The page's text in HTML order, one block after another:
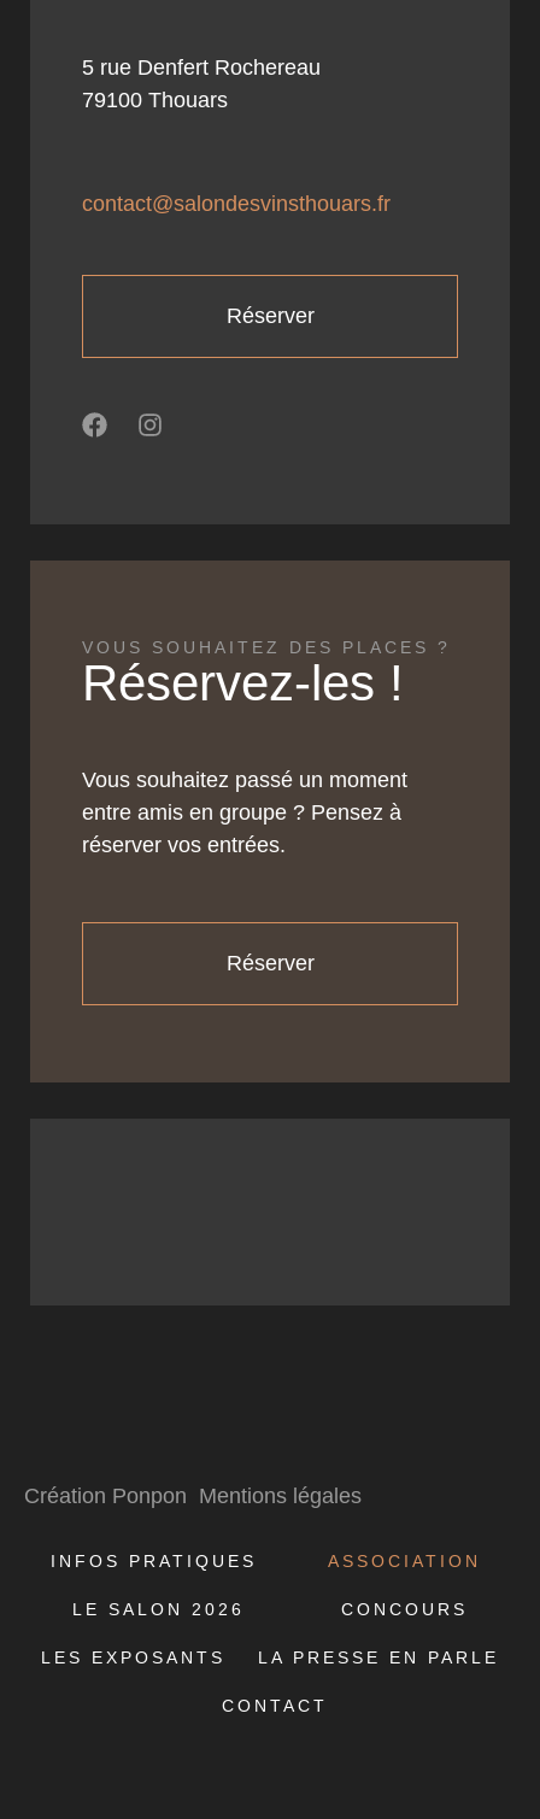
5 rue Denfert Rochereau
79100 Thouars
contact@salondesvinsthouars.fr
Réserver
VOUS SOUHAITEZ DES PLACES ?
Réservez-les !
Vous souhaitez passé un moment
entre amis en groupe ? Pensez à
réserver vos entrées.
Réserver
Création Ponpon Mentions légales
INFOS PRATIQUES ASSOCIATION
LE SALON 2026 CONCOURS
LES EXPOSANTS LA PRESSE EN PARLE
CONTACT